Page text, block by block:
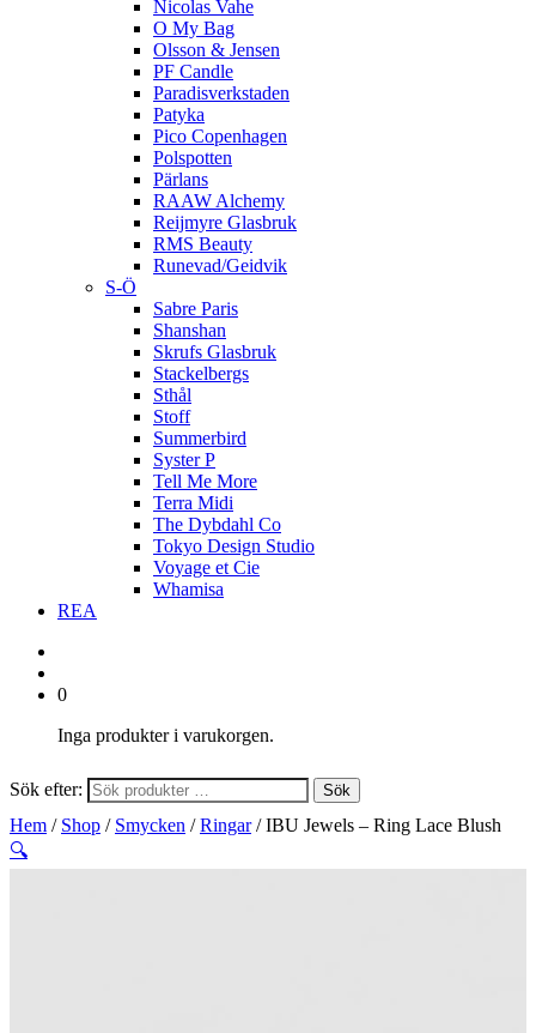
Nicolas Vahe
O My Bag
Olsson & Jensen
PF Candle
Paradisverkstaden
Patyka
Pico Copenhagen
Polspotten
Pärlans
RAAW Alchemy
Reijmyre Glasbruk
RMS Beauty
Runevad/Geidvik
S-Ö
Sabre Paris
Shanshan
Skrufs Glasbruk
Stackelbergs
Sthål
Stoff
Summerbird
Syster P
Tell Me More
Terra Midi
The Dybdahl Co
Tokyo Design Studio
Voyage et Cie
Whamisa
REA
0
Inga produkter i varukorgen.
Sök efter: Sök
Hem / Shop / Smycken /Ringar/ IBU Jewels – Ring Lace Blush
🔍